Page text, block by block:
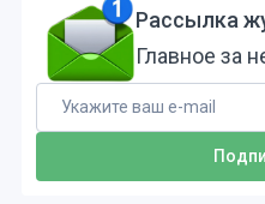
Рассылка
Главное за